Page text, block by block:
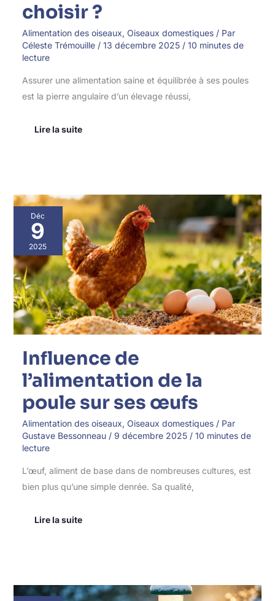
choisir ?
Alimentation des oiseaux, Oiseaux domestiques/ Par
Céleste Trémouille / 13 décembre 2025 / 10 minutes de
lecture
Assurer une alimentation saine et équilibrée à ses poules
est la pierre angulaire d’un élevage réussi,
Lire la suite
Déc
9
2025
Influence de
l’alimentation de la
poule sur ses œufs
Alimentation des oiseaux, Oiseaux domestiques/ Par
Gustave Bessonneau / 9 décembre 2025 / 10 minutes de
lecture
L’œuf, aliment de base dans de nombreuses cultures, est
bien plus qu’une simple denrée. Sa qualité,
Influence
de
l’alimentation
de
la
poule
sur
ses
œufs
Lire la suite